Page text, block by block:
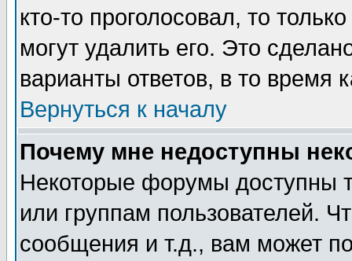
кто-то проголосовал, то
могут удалить его. Это
варианты ответов, в то время
Вернуться к началу
Почему мне недоступны
Некоторые форумы доступны
или группам пользователей.
сообщения и т.д., вам может